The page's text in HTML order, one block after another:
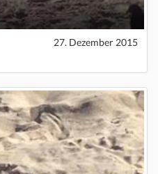
27. Dezember 2015